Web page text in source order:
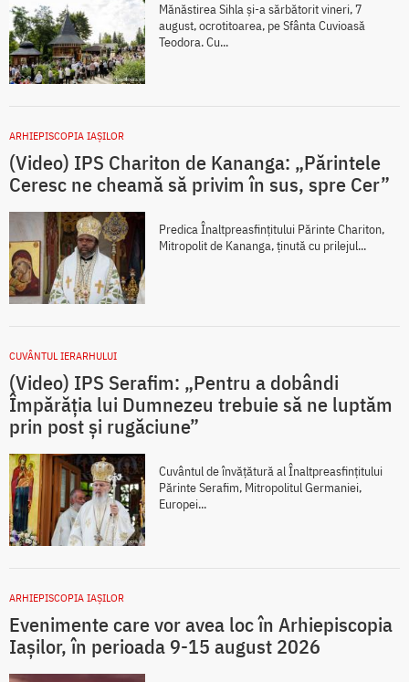
Mănăstirea Sihla și-a sărbătorit vineri, 7
august, ocrotitoarea, pe Sfânta Cuvioasă
Teodora. Cu...
ARHIEPISCOPIA IAŞILOR
(Video) IPS Chariton de Kananga: „Părintele
Ceresc ne cheamă să privim în sus, spre Cer”
Predica Înaltpreasfințitului Părinte Chariton,
Mitropolit de Kananga, ținută cu prilejul...
CUVÂNTUL IERARHULUI
(Video) IPS Serafim: „Pentru a dobândi
Împărăția lui Dumnezeu trebuie să ne luptăm
prin post și rugăciune”
Cuvântul de învățătură al Înaltpreasfințitului
Părinte Serafim, Mitropolitul Germaniei,
Europei...
ARHIEPISCOPIA IAŞILOR
Evenimente care vor avea loc în Arhiepiscopia
Iaşilor, în perioada 9-15 august 2026